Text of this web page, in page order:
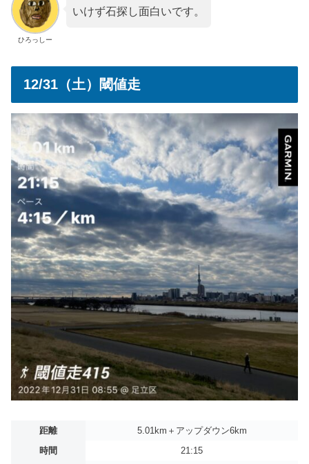
ひろっしー
いけず石探し面白いです。
12/31（土）閾値走
距離
5.01km＋アップダウン6km
時間
21:15